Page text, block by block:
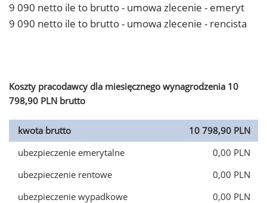
9 090 netto ile to brutto - umowa zlecenie - emeryt
9 090 netto ile to brutto - umowa zlecenie - rencista
Koszty pracodawcy dla miesięcznego wynagrodzenia 10
798,90 PLN brutto
kwota brutto
10 798,90 PLN
ubezpieczenie emerytalne
0,00 PLN
ubezpieczenie rentowe
0,00 PLN
ubezpieczenie wypadkowe
0,00 PLN